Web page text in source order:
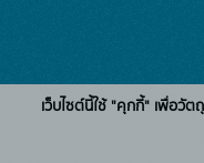
เว็บไซต์นี้ใช้ "คุกกี้" เพื่อวั